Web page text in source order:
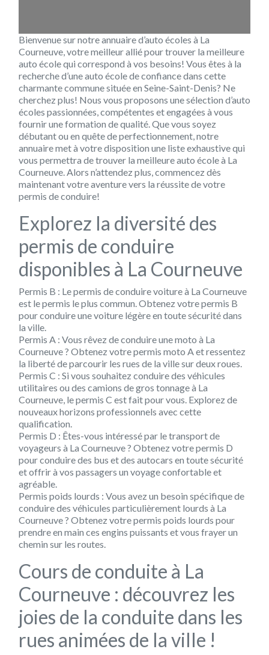
Bienvenue sur notre annuaire d’auto écoles à La
Courneuve, votre meilleur allié pour trouver la meilleure
auto école qui correspond à vos besoins! Vous êtes à la
recherche d’une auto école de confiance dans cette
charmante commune située en Seine-Saint-Denis? Ne
cherchez plus! Nous vous proposons une sélection d’auto
écoles passionnées, compétentes et engagées à vous
fournir une formation de qualité. Que vous soyez
débutant ou en quête de perfectionnement, notre
annuaire met à votre disposition une liste exhaustive qui
vous permettra de trouver la meilleure auto école à La
Courneuve. Alors n’attendez plus, commencez dès
maintenant votre aventure vers la réussite de votre
permis de conduire!
Explorez la diversité des
permis de conduire
disponibles à La Courneuve
Permis B : Le permis de conduire voiture à La Courneuve
est le permis le plus commun. Obtenez votre permis B
pour conduire une voiture légère en toute sécurité dans
la ville.
Permis A : Vous rêvez de conduire une moto à La
Courneuve ? Obtenez votre permis moto A et ressentez
la liberté de parcourir les rues de la ville sur deux roues.
Permis C : Si vous souhaitez conduire des véhicules
utilitaires ou des camions de gros tonnage à La
Courneuve, le permis C est fait pour vous. Explorez de
nouveaux horizons professionnels avec cette
qualification.
Permis D : Êtes-vous intéressé par le transport de
voyageurs à La Courneuve ? Obtenez votre permis D
pour conduire des bus et des autocars en toute sécurité
et offrir à vos passagers un voyage confortable et
agréable.
Permis poids lourds : Vous avez un besoin spécifique de
conduire des véhicules particulièrement lourds à La
Courneuve ? Obtenez votre permis poids lourds pour
prendre en main ces engins puissants et vous frayer un
chemin sur les routes.
Cours de conduite à La
Courneuve : découvrez les
joies de la conduite dans les
rues animées de la ville !